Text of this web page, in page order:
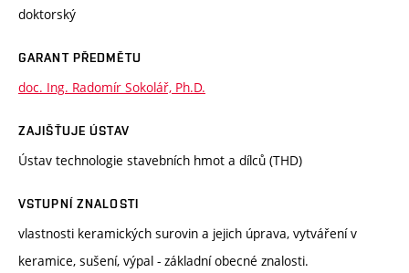
doktorský
GARANT PŘEDMĚTU
doc. Ing. Radomír Sokolář, Ph.D.
ZAJIŠŤUJE ÚSTAV
Ústav technologie stavebních hmot a dílců (THD)
VSTUPNÍ ZNALOSTI
vlastnosti keramických surovin a jejich úprava, vytváření v
keramice, sušení, výpal - základní obecné znalosti.